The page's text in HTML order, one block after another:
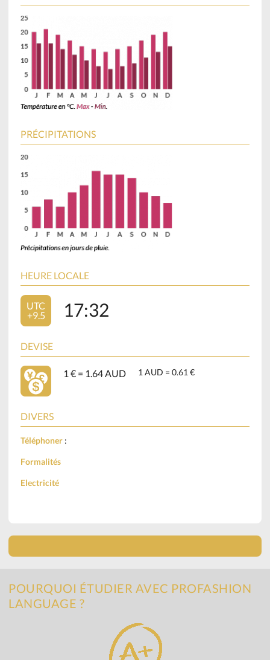
PRÉCIPITATIONS
HEURE LOCALE
UTC
+9.5
17:32
DEVISE
1 € = 1.64 AUD 1 AUD = 0.61 €
DIVERS
Téléphoner :
Formalités
Electricité
POURQUOI ÉTUDIER AVEC PROFASHION
LANGUAGE ?